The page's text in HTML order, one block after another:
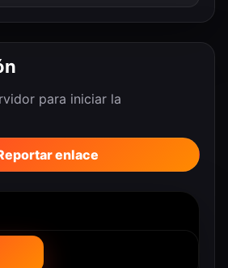
para iniciar la
enlace